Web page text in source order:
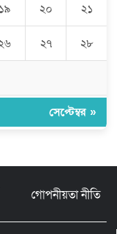
প্যাড জব্দ।
টাকা উদ্ধার, আটক ১
১৯ ২০ ২১
২৭ ২৮
সেপ্টেম্বর »
গোপনীয়তা নীতি